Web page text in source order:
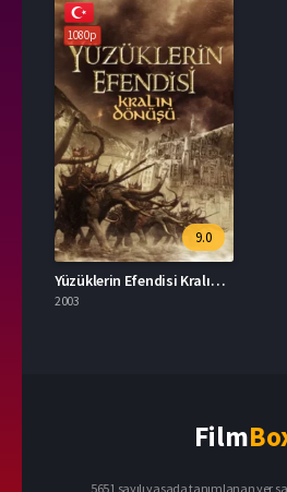
1080p
9.0
Yüzüklerin Efendisi Kralın Dönüşü 2003 – The Lord of the Rings: The Return of the King 1080p Turkce Dublaj izle
2003
Film
5651 sayılı yasada tanımlanan yer